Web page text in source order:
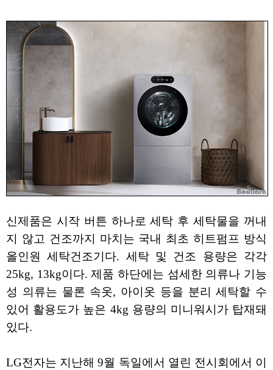
신제품은 시작 버튼 하나로 세탁 후 세탁물을 꺼내
지 않고 건조까지 마치는 국내 최초 히트펌프 방식
올인원 세탁건조기다. 세탁 및 건조 용량은 각각
25kg, 13kg이다. 제품 하단에는 섬세한 의류나 기능
성 의류는 물론 속옷, 아이옷 등을 분리 세탁할 수
있어 활용도가 높은 4kg 용량의 미니워시가 탑재돼
있다.
LG전자는 지난해 9월 독일에서 열린 전시회에서 이